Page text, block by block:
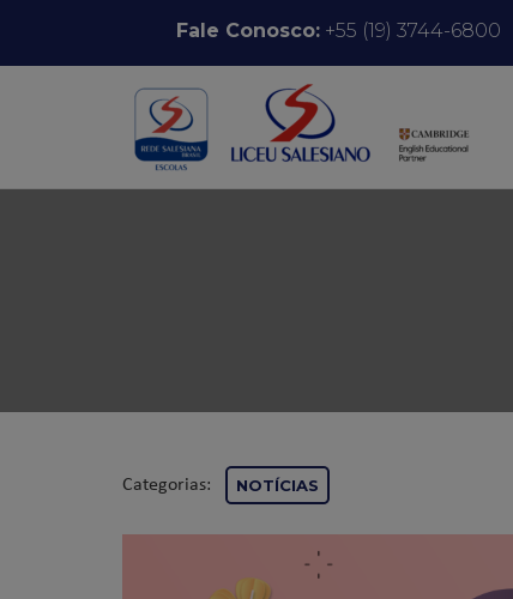
Pular para o conteúdoFale Conosco:+55 (19) 3744-6800
Categorias: NOTÍCIAS